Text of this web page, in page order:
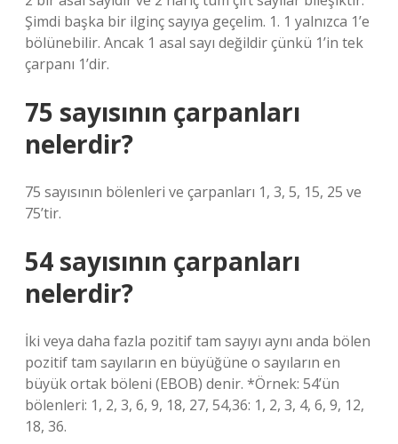
Şimdi başka bir ilginç sayıya geçelim. 1. 1 yalnızca 1’e
bölünebilir. Ancak 1 asal sayı değildir çünkü 1’in tek
çarpanı 1’dir.
75 sayısının çarpanları
nelerdir?
75 sayısının bölenleri ve çarpanları 1, 3, 5, 15, 25 ve
75’tir.
54 sayısının çarpanları
nelerdir?
İki veya daha fazla pozitif tam sayıyı aynı anda bölen
pozitif tam sayıların en büyüğüne o sayıların en
büyük ortak böleni (EBOB) denir. *Örnek: 54’ün
bölenleri: 1, 2, 3, 6, 9, 18, 27, 54,36: 1, 2, 3, 4, 6, 9, 12,
18, 36.